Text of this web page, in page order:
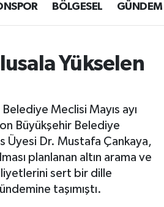
BÖLGESEL GÜNDEM
Yükselen
Meclisi Mayıs ayı
Büyükşehir Belediye
Üyesi Dr. Mustafa Çankaya,
planlanan altın arama ve
sert bir dille
taşımıştı.
ve Fikstür